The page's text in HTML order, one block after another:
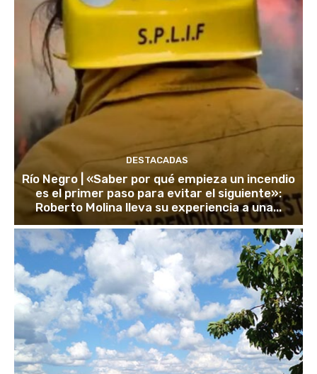
DESTACADAS
Río Negro | «Saber por qué empieza un incendio
es el primer paso para evitar el siguiente»:
Roberto Molina lleva su experiencia a una...